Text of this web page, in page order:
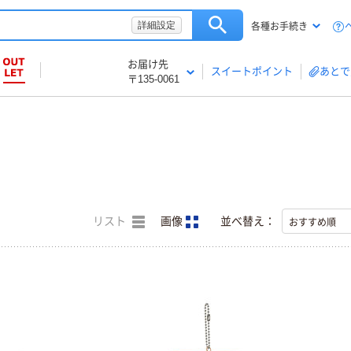
詳細設定 各種お手続き
お届け先
〒135-0061
スイートポイント あと
リスト 画像 並べ替え：